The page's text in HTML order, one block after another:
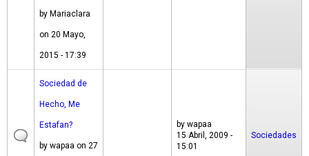
by Mariaclara
on 20 Mayo,
2015 - 17:39
Sociedad de
Hecho, Me
Estafan?
by wapaa on 27
by wapaa
15 Abril, 2009 -
15:01
Sociedades